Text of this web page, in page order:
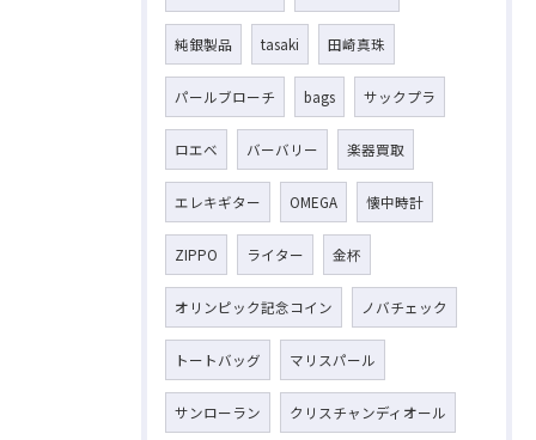
純銀製品 tasaki 田崎真珠
パールブローチ bags サックプラ
ロエベ バーバリー 楽器買取
エレキギター OMEGA 懐中時計
ZIPPO ライター 金杯
オリンピック記念コイン ノバチェック
トートバッグ マリスパール
サンローラン クリスチャンディオール